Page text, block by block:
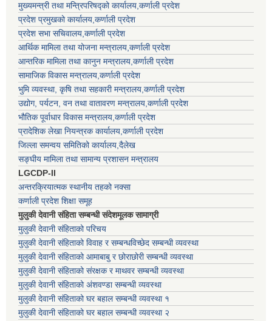
मुख्यमन्त्री तथा मन्त्रिपरिषद्को कार्यालय,कर्णाली प्रदेश
प्रदेश प्रमुखको कार्यालय,कर्णाली प्रदेश
प्रदेश सभा सचिवालय,कर्णाली प्रदेश
आर्थिक मामिला तथा योजना मन्त्रालय,कर्णाली प्रदेश
आन्तरिक मामिला तथा कानुन मन्त्रालय,कर्णाली प्रदेश
सामाजिक विकास मन्त्रालय,कर्णाली प्रदेश
भुमि व्यवस्था, कृषि तथा सहकारी मन्त्रालय,कर्णाली प्रदेश
उद्योग, पर्यटन, वन तथा वातावरण मन्त्रालय,कर्णाली प्रदेश
भौतिक पूर्वाधार विकास मन्त्रालय,कर्णाली प्रदेश
प्रादेशिक लेखा नियन्त्रक कार्यालय,कर्णाली प्रदेश
जिल्ला समन्वय समितिको कार्यालय,दैलेख
सङ्घीय मामिला तथा सामान्य प्रशासन मन्त्रालय
LGCDP-II
अन्तरक्रियात्मक स्थानीय तहको नक्सा
कर्णाली प्रदेश शिक्षा समूह
मुलुकी देवानी संहिता सम्बन्धी संदेशमूलक सामाग्री
मुलुकी देवानी संहिताको परिचय
मुलुकी देवानी संहिताको विवाह र सम्बन्धविच्छेद सम्बन्धी व्यवस्था
मुलुकी देवानी संहिताको आमाबाबु र छोराछोरी सम्बन्धी व्यवस्था
मुलुकी देवानी संहिताको संरक्षक र माथवर सम्बन्धी व्यवस्था
मुलुकी देवानी संहिताको अंशवण्डा सम्बन्धी व्यवस्था
मुलुकी देवानी संहिताको घर बहाल सम्बन्धी व्यवस्था १
मुलुकी देवानी संहिताको घर बहाल सम्बन्धी व्यवस्था २